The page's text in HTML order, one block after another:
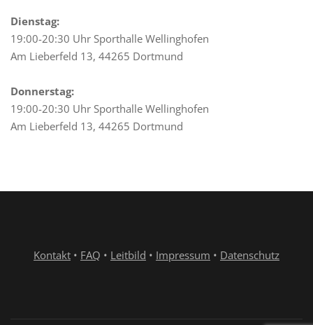
Dienstag:
19:00-20:30 Uhr Sporthalle Wellinghofen
Am Lieberfeld 13, 44265 Dortmund
Donnerstag:
19:00-20:30 Uhr Sporthalle Wellinghofen
Am Lieberfeld 13, 44265 Dortmund
Kontakt • FAQ • Leitbild • Impressum • Datenschutz